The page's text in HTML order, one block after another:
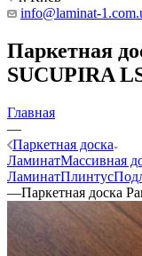
info@laminat-
Паркетная
SUCUPIRA
Главная
—
Паркетная доска
ЛаминатМассивная
ЛаминатПлинтус
—Паркетная доска